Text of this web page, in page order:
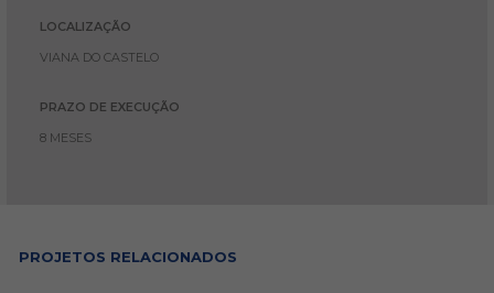
LOCALIZAÇÃO
VIANA DO CASTELO
PRAZO DE EXECUÇÃO
8 MESES
PROJETOS RELACIONADOS